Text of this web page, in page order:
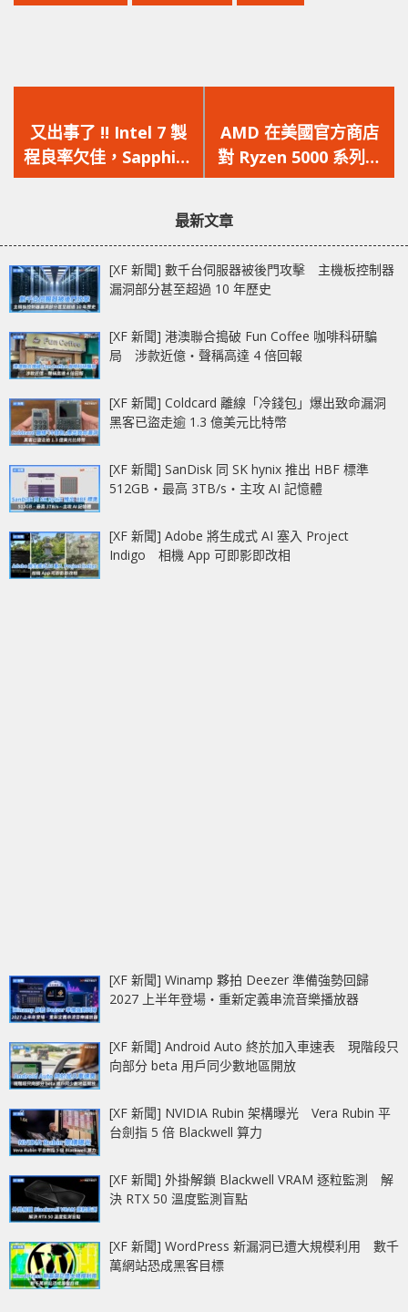
一
篇
文
又出事了 !! Intel 7 製
程良率欠佳，Sapphire
Rapids 處理器將推遲
一
篇
文
AMD 在美國官方商店
對 Ryzen 5000 系列處
理器大降價
最新文章
[XF 新聞] 數千台伺服器被後門攻擊 主機板控制器
漏洞部分甚至超過 10 年歷史
[XF 新聞] 港澳聯合搗破 Fun Coffee 咖啡科研騙
局 涉款近億‧聲稱高達 4 倍回報
[XF 新聞] Coldcard 離線「冷錢包」爆出致命漏洞
黑客已盜走逾 1.3 億美元比特幣
[XF 新聞] SanDisk 同 SK hynix 推出 HBF 標準
512GB‧最高 3TB/s‧主攻 AI 記憶體
[XF 新聞] Adobe 將生成式 AI 塞入 Project
Indigo 相機 App 可即影即改相
[XF 新聞] Winamp 夥拍 Deezer 準備強勢回歸
2027 上半年登場‧重新定義串流音樂播放器
[XF 新聞] Android Auto 終於加入車速表 現階段只
向部分 beta 用戶同少數地區開放
[XF 新聞] NVIDIA Rubin 架構曝光 Vera Rubin 平
台劍指 5 倍 Blackwell 算力
[XF 新聞] 外掛解鎖 Blackwell VRAM 逐粒監測 解
決 RTX 50 溫度監測盲點
[XF 新聞] WordPress 新漏洞已遭大規模利用 數千
萬網站恐成黑客目標